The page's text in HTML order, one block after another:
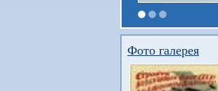
Фото галерея